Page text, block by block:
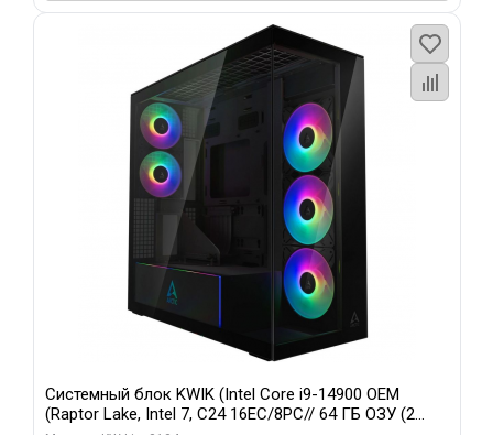
Системный блок KWIK (Intel Core i9-14900 OEM
(Raptor Lake, Intel 7, C24 16EC/8PC// 64 ГБ ОЗУ (2